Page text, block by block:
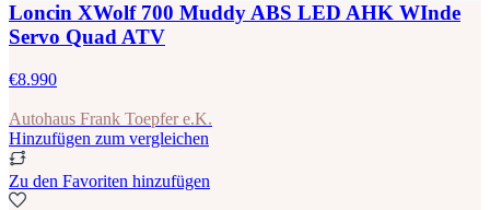
Loncin XWolf 700 Muddy ABS LED AHK WInde
Servo Quad ATV
€8.990
Autohaus Frank Toepfer e.K.
Hinzufügen zum vergleichen
Zu den Favoriten hinzufügen